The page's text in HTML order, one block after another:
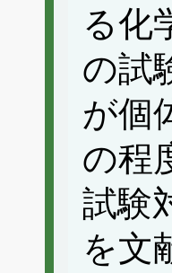
る化
の試
が個
の程
試験
を文